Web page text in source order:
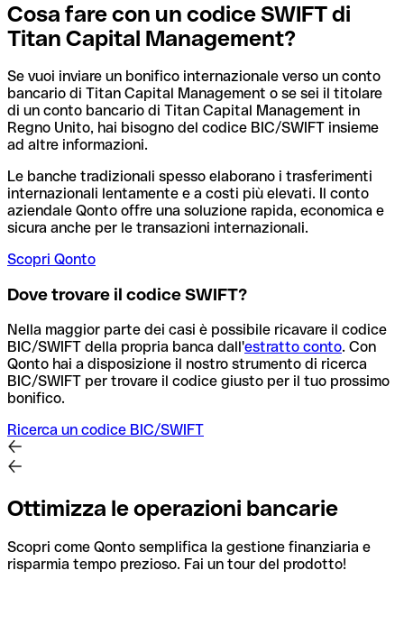
Cosa fare con un codice SWIFT di
Titan Capital Management?
Se vuoi inviare un bonifico internazionale verso un conto
bancario di Titan Capital Management o se sei il titolare
di un conto bancario di Titan Capital Management in
Regno Unito, hai bisogno del codice BIC/SWIFT insieme
ad altre informazioni.
Le banche tradizionali spesso elaborano i trasferimenti
internazionali lentamente e a costi più elevati. Il conto
aziendale Qonto offre una soluzione rapida, economica e
sicura anche per le transazioni internazionali.
Scopri Qonto
Dove trovare il codice SWIFT?
Nella maggior parte dei casi è possibile ricavare il codice
BIC/SWIFT della propria banca dall'estratto conto. Con
Qonto hai a disposizione il nostro strumento di ricerca
BIC/SWIFT per trovare il codice giusto per il tuo prossimo
bonifico.
Ricerca un codice BIC/SWIFT
Ottimizza le operazioni bancarie
Scopri come Qonto semplifica la gestione finanziaria e
risparmia tempo prezioso. Fai un tour del prodotto!